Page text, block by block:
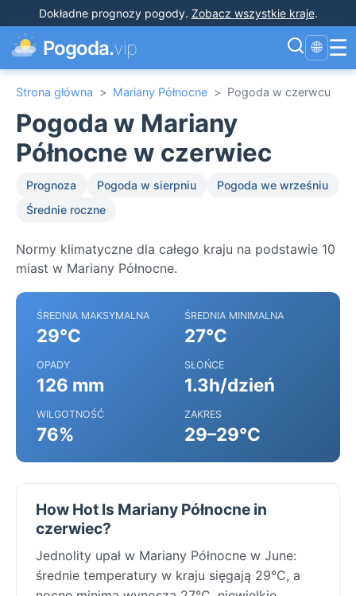
Dokładne prognozy pogody. Zobacz wszystkie kraje.
Pogoda.vip 🌐 ☰
Strona główna > Mariany Północne > Pogoda w czerwcu
Pogoda w Mariany
Północne w czerwiec
Prognoza Pogoda w sierpniu
Pogoda we wrześniu
Średnie roczne
Normy klimatyczne dla całego kraju na podstawie 10
miast w Mariany Północne.
ŚREDNIA MAKSYMALNA
29°C
ŚREDNIA MINIMALNA
27°C
OPADY
126 mm
SŁOŃCE
1.3h/dzień
WILGOTNOŚĆ
76%
ZAKRES
29–29°C
How Hot Is Mariany Północne in
czerwiec?
Jednolity upał w Mariany Północne w June:
średnie temperatury w kraju sięgają 29°C, a